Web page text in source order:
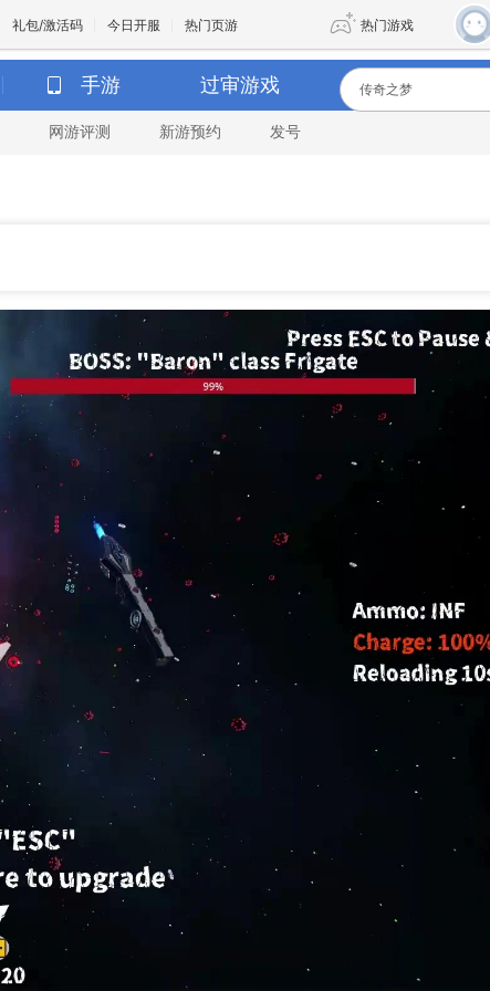
礼包/激活码 今日开服 热门页游 热门游戏
魔兽 DNF
手游 过审游戏
网游评测 新游预约 发号